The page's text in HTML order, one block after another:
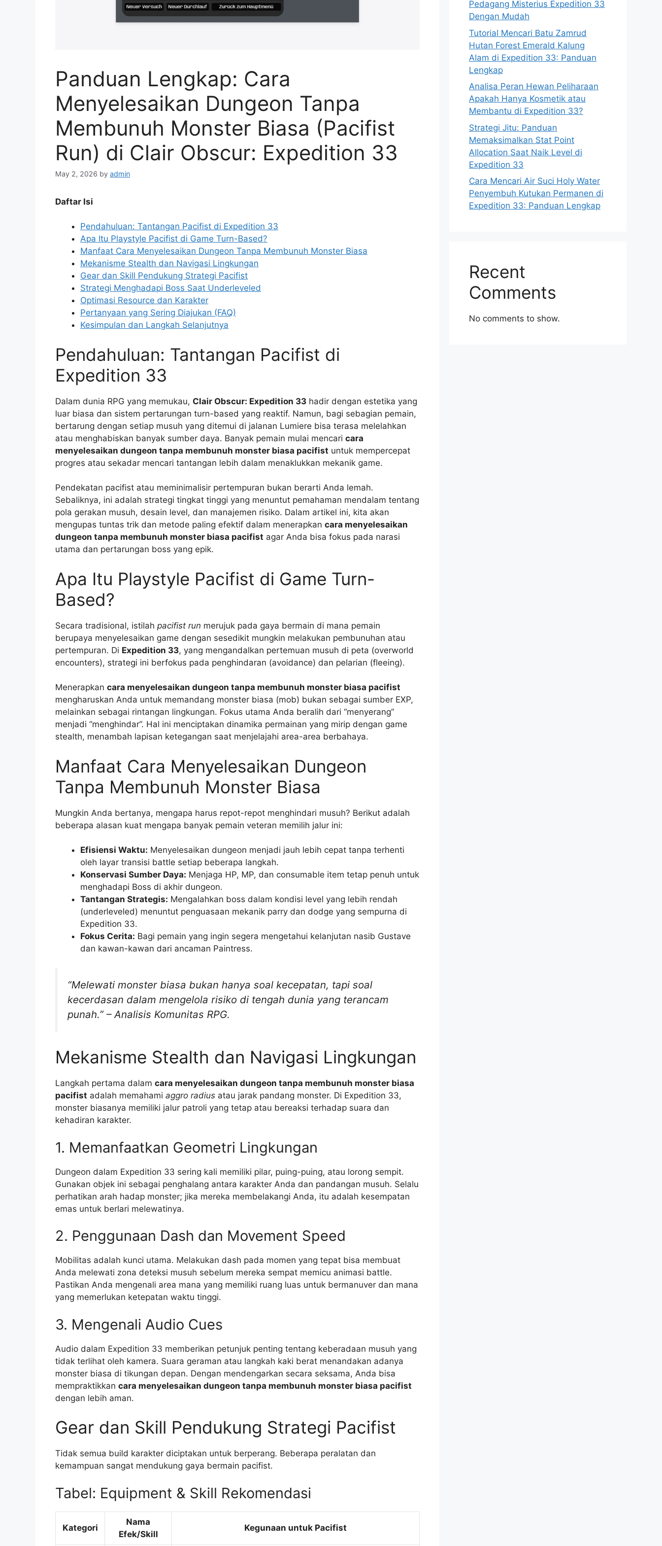
Panduan Lengkap: Cara
Menyelesaikan Dungeon Tanpa
Membunuh Monster Biasa (Pacifist
Run) di Clair Obscur: Expedition 33
May 2, 2026 by admin
Daftar Isi
Pendahuluan: Tantangan Pacifist di Expedition 33
Apa Itu Playstyle Pacifist di Game Turn-Based?
Manfaat Cara Menyelesaikan Dungeon Tanpa Membunuh Monster Biasa
Mekanisme Stealth dan Navigasi Lingkungan
Gear dan Skill Pendukung Strategi Pacifist
Strategi Menghadapi Boss Saat Underleveled
Optimasi Resource dan Karakter
Pertanyaan yang Sering Diajukan (FAQ)
Kesimpulan dan Langkah Selanjutnya
Pendahuluan: Tantangan Pacifist di
Expedition 33
Dalam dunia RPG yang memukau, Clair Obscur: Expedition 33 hadir dengan estetika yang
luar biasa dan sistem pertarungan turn-based yang reaktif. Namun, bagi sebagian pemain,
bertarung dengan setiap musuh yang ditemui di jalanan Lumiere bisa terasa melelahkan
atau menghabiskan banyak sumber daya. Banyak pemain mulai mencari cara
menyelesaikan dungeon tanpa membunuh monster biasa pacifist untuk mempercepat
progres atau sekadar mencari tantangan lebih dalam menaklukkan mekanik game.
Pendekatan pacifist atau meminimalisir pertempuran bukan berarti Anda lemah.
Sebaliknya, ini adalah strategi tingkat tinggi yang menuntut pemahaman mendalam tentang
pola gerakan musuh, desain level, dan manajemen risiko. Dalam artikel ini, kita akan
mengupas tuntas trik dan metode paling efektif dalam menerapkan cara menyelesaikan
dungeon tanpa membunuh monster biasa pacifist agar Anda bisa fokus pada narasi
utama dan pertarungan boss yang epik.
Apa Itu Playstyle Pacifist di Game Turn-
Based?
Secara tradisional, istilah pacifist run merujuk pada gaya bermain di mana pemain
berupaya menyelesaikan game dengan sesedikit mungkin melakukan pembunuhan atau
pertempuran. Di Expedition 33, yang mengandalkan pertemuan musuh di peta (overworld
encounters), strategi ini berfokus pada penghindaran (avoidance) dan pelarian (fleeing).
Menerapkan cara menyelesaikan dungeon tanpa membunuh monster biasa pacifist
mengharuskan Anda untuk memandang monster biasa (mob) bukan sebagai sumber EXP,
melainkan sebagai rintangan lingkungan. Fokus utama Anda beralih dari “menyerang”
menjadi “menghindar”. Hal ini menciptakan dinamika permainan yang mirip dengan game
stealth, menambah lapisan ketegangan saat menjelajahi area-area berbahaya.
Manfaat Cara Menyelesaikan Dungeon
Tanpa Membunuh Monster Biasa
Mungkin Anda bertanya, mengapa harus repot-repot menghindari musuh? Berikut adalah
beberapa alasan kuat mengapa banyak pemain veteran memilih jalur ini:
Efisiensi Waktu: Menyelesaikan dungeon menjadi jauh lebih cepat tanpa terhenti
oleh layar transisi battle setiap beberapa langkah.
Konservasi Sumber Daya: Menjaga HP, MP, dan consumable item tetap penuh untuk
menghadapi Boss di akhir dungeon.
Tantangan Strategis: Mengalahkan boss dalam kondisi level yang lebih rendah
(underleveled) menuntut penguasaan mekanik parry dan dodge yang sempurna di
Expedition 33.
Fokus Cerita: Bagi pemain yang ingin segera mengetahui kelanjutan nasib Gustave
dan kawan-kawan dari ancaman Paintress.
“Melewati monster biasa bukan hanya soal kecepatan, tapi soal
kecerdasan dalam mengelola risiko di tengah dunia yang terancam
punah.” – Analisis Komunitas RPG.
Mekanisme Stealth dan Navigasi Lingkungan
Langkah pertama dalam cara menyelesaikan dungeon tanpa membunuh monster biasa
pacifist adalah memahami aggro radius atau jarak pandang monster. Di Expedition 33,
monster biasanya memiliki jalur patroli yang tetap atau bereaksi terhadap suara dan
kehadiran karakter.
1. Memanfaatkan Geometri Lingkungan
Dungeon dalam Expedition 33 sering kali memiliki pilar, puing-puing, atau lorong sempit.
Gunakan objek ini sebagai penghalang antara karakter Anda dan pandangan musuh. Selalu
perhatikan arah hadap monster; jika mereka membelakangi Anda, itu adalah kesempatan
emas untuk berlari melewatinya.
2. Penggunaan Dash dan Movement Speed
Mobilitas adalah kunci utama. Melakukan dash pada momen yang tepat bisa membuat
Anda melewati zona deteksi musuh sebelum mereka sempat memicu animasi battle.
Pastikan Anda mengenali area mana yang memiliki ruang luas untuk bermanuver dan mana
yang memerlukan ketepatan waktu tinggi.
3. Mengenali Audio Cues
Audio dalam Expedition 33 memberikan petunjuk penting tentang keberadaan musuh yang
tidak terlihat oleh kamera. Suara geraman atau langkah kaki berat menandakan adanya
monster biasa di tikungan depan. Dengan mendengarkan secara seksama, Anda bisa
mempraktikkan cara menyelesaikan dungeon tanpa membunuh monster biasa pacifist
dengan lebih aman.
Gear dan Skill Pendukung Strategi Pacifist
Tidak semua build karakter diciptakan untuk berperang. Beberapa peralatan dan
kemampuan sangat mendukung gaya bermain pacifist.
Tabel: Equipment & Skill Rekomendasi
Kategori
Nama
Efek/Skill
Kegunaan untuk Pacifist
Pedagang Misterius Expedition 33
Dengan Mudah
Tutorial Mencari Batu Zamrud
Hutan Forest Emerald Kalung
Alam di Expedition 33: Panduan
Lengkap
Analisa Peran Hewan Peliharaan
Apakah Hanya Kosmetik atau
Membantu di Expedition 33?
Strategi Jitu: Panduan
Memaksimalkan Stat Point
Allocation Saat Naik Level di
Expedition 33
Cara Mencari Air Suci Holy Water
Penyembuh Kutukan Permanen di
Expedition 33: Panduan Lengkap
Recent
Comments
No comments to show.